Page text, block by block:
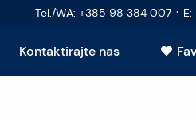
Tel./WA: +385 98 384 007 · E:
Kontaktirajte nas